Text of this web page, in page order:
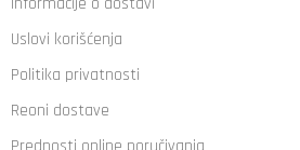
Uslovi korišćenja
Politika privatnosti
Reoni dostave
Prednosti online poručivanja